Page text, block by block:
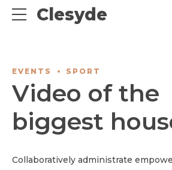
Clesyde
EVENTS SPORT
Video of the
biggest
Collaboratively administrate